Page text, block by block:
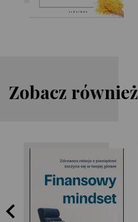
Zobacz również
Vicky Reynal